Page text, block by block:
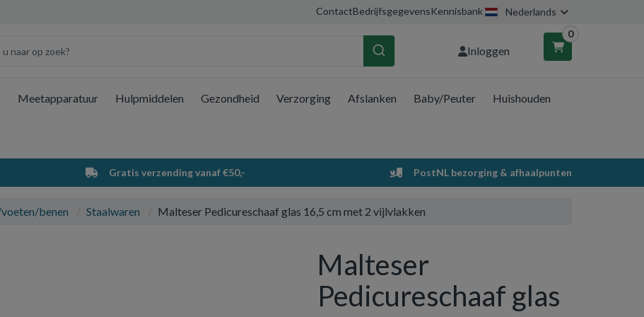
ContactBedrijfsgegevensKennisbank Nederlands
Inloggen
0
Winkelwagen
Uw winkelwagen is leeg.
Vul hem met producten.
Meetapparatuur Hulpmiddelen Gezondheid Verzorging Afslanken Baby/Peuter Huishouden
Gratis verzending vanaf €50,- PostNL bezorging & afhaalpunten
benen Staalwaren Malteser Pedicureschaaf glas 16,5 cm met 2 vijlvlakken
Malteser
Pedicureschaaf glas